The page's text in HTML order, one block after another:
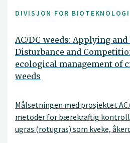
DIVISJON FOR
AC/DC-weeds: Applying
Disturbance and
ecological management of
weeds
Målsetningen med prosjektet
metoder for bærekraftig kontroll
ugras (rotugras) som kveke,